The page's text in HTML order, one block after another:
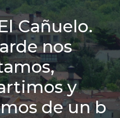
Cañuelo.
nos
y
de un b